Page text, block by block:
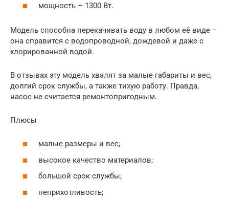
мощность – 1300 Вт.
Модель способна перекачивать воду в любом её виде –
она справится с водопроводной, дождевой и даже с
хлорированной водой.
В отзывах эту модель хвалят за малые габариты и вес,
долгий срок службы, а также тихую работу. Правда,
насос не считается ремонтопригодным.
Плюсы
малые размеры и вес;
высокое качество материалов;
большой срок службы;
неприхотливость;